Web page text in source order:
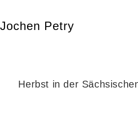
Jochen Petry
Herbst in der